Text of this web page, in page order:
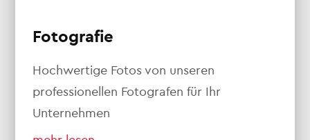
Fotografie
Hochwertige Fotos von unseren
professionellen Fotografen für Ihr
Unternehmen